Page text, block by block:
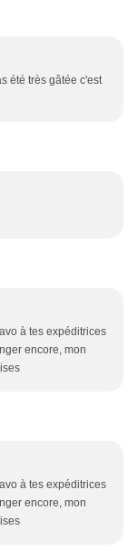
été très gâtée c'est
à tes expéditrices
encore, mon
à tes expéditrices
encore, mon